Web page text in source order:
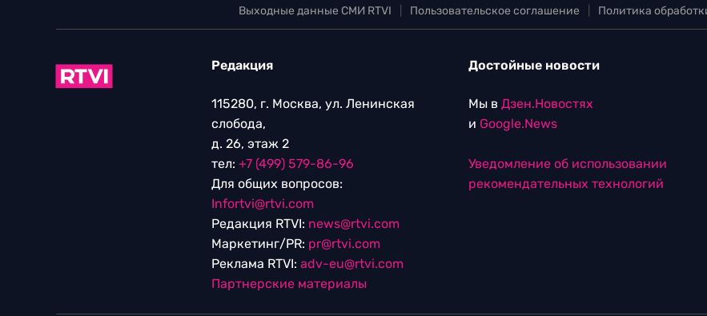
Выходные данные СМИ RTVI Пользовательское соглашение Политика
Редакция
115280, г. Москва, ул. Ленинская
слобода,
д. 26, этаж 2
тел: +7 (499) 579-86-96
Для общих вопросов:
Infortvi@rtvi.com
Редакция RTVI: news@rtvi.com
Маркетинг/PR: pr@rtvi.com
Реклама RTVI: adv-eu@rtvi.com
Партнерские материалы
Достойные новости
Мы в Дзен.Новостях
и Google.News
Уведомление об использовании
рекомендательных технологий